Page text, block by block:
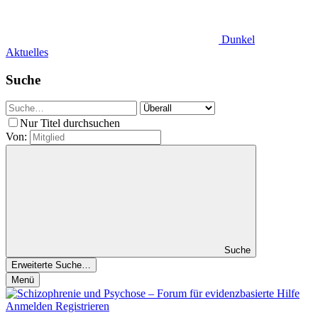
Dunkel
Aktuelles
Suche
Nur Titel durchsuchen
Von:
Suche
Erweiterte Suche…
Menü
Anmelden Registrieren